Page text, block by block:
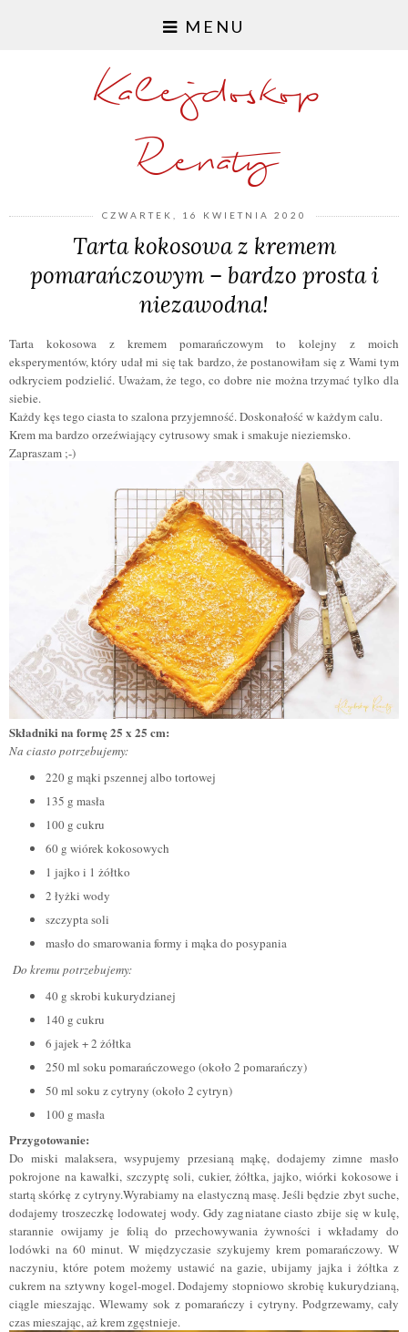
MENU
Kalejdoskop
Renaty
CZWARTEK, 16 KWIETNIA 2020
Tarta kokosowa z kremem
pomarańczowym – bardzo prosta i
niezawodna!
Tarta kokosowa z kremem pomarańczowym to kolejny z moich
eksperymentów, który udał mi się tak bardzo, że postanowiłam się z Wami tym
odkryciem podzielić. Uważam, że tego, co dobre nie można trzymać tylko dla
siebie.
Każdy kęs tego ciasta to szalona przyjemność. Doskonałość w każdym calu.
Krem ma bardzo orzeźwiający cytrusowy smak i smakuje nieziemsko.
Zapraszam ;-)
Składniki na formę 25 x 25 cm:
Na ciasto potrzebujemy:
220 g mąki pszennej albo tortowej
135 g masła
100 g cukru
60 g wiórek kokosowych
1 jajko i 1 żółtko
2 łyżki wody
szczypta soli
masło do smarowania formy i mąka do posypania
Do kremu potrzebujemy:
40 g skrobi kukurydzianej
140 g cukru
6 jajek + 2 żółtka
250 ml soku pomarańczowego (około 2 pomarańczy)
50 ml soku z cytryny (około 2 cytryn)
100 g masła
Przygotowanie:
Do miski malaksera, wsypujemy przesianą mąkę, dodajemy zimne masło
pokrojone na kawałki, szczyptę soli, cukier, żółtka, jajko, wiórki kokosowe i
startą skórkę z cytryny.Wyrabiamy na elastyczną masę. Jeśli będzie zbyt suche,
dodajemy troszeczkę lodowatej wody. Gdy zagniatane ciasto zbije się w kulę,
starannie owijamy je folią do przechowywania żywności i wkładamy do
lodówki na 60 minut. W międzyczasie szykujemy krem pomarańczowy. W
naczyniu, które potem możemy ustawić na gazie, ubijamy jajka i żółtka z
cukrem na sztywny kogel-mogel. Dodajemy stopniowo skrobię kukurydzianą,
ciągle mieszając. Wlewamy sok z pomarańczy i cytryny. Podgrzewamy, cały
czas mieszając, aż krem zgęstnieje.